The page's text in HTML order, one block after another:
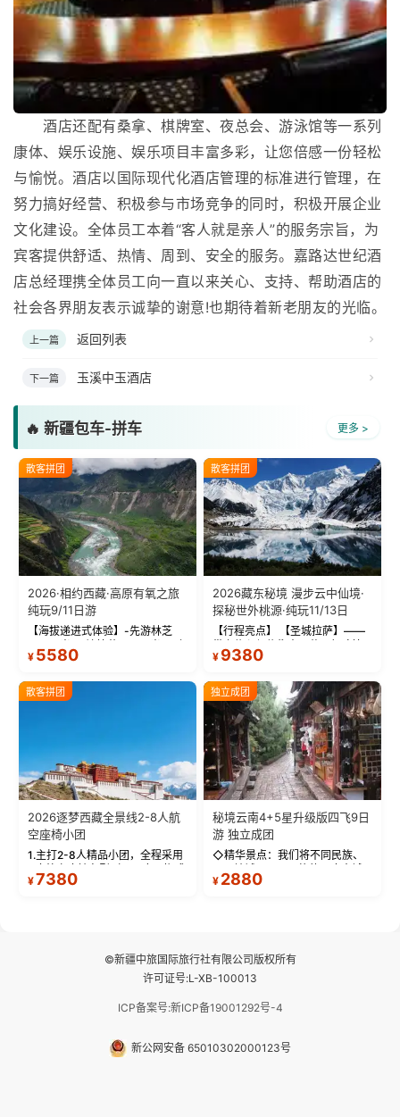
酒店还配有桑拿、棋牌室、夜总会、游泳馆等一系列
康体、娱乐设施、娱乐项目丰富多彩，让您倍感一份轻松
与愉悦。酒店以国际现代化酒店管理的标准进行管理，在
努力搞好经营、积极参与市场竞争的同时，积极开展企业
文化建设。全体员工本着“客人就是亲人”的服务宗旨，为
宾客提供舒适、热情、周到、安全的服务。嘉路达世纪酒
店总经理携全体员工向一直以来关心、支持、帮助酒店的
社会各界朋友表示诚挚的谢意!也期待着新老朋友的光临。
上一篇 返回列表
下一篇 玉溪中玉酒店
🔥 新疆包车-拼车 更多 >
散客拼团
2026·相约西藏·高原有氧之旅
纯玩9/11日游
【海拔递进式体验】-先游林芝
(2900米)再访拉萨(3650米)，亲
测 99%游客零高反 。 【贴心保
反根本不是事儿 ！ 【无人机航
拍】-雪山/圣湖/...
¥ 5580
散客拼团
2026藏东秘境 漫步云中仙境·
探秘世外桃源·纯玩11/13日
【行程亮点】 【圣城拉萨】——
带上信心与信仰去西藏，行吟拉
萨，感受这座城与生俱来的与众
城堡寺院于一体的宏伟建筑，是
西藏最完整的古代...
¥ 9380
散客拼团
2026逐梦西藏全景线2-8人航
空座椅小团
1.主打2-8人精品小团，全程采用
9座航空座椅车型（360度环抱式
座舱），提供VIP级别的舒适出行
¥7380
独立成团
秘境云南4+5星升级版四飞9日
游 独立成团
◇精华景点：我们将不同民族、
不同地域、不同风格的三座古城
—【大理古城、丽江古城、香格
¥ 2880
©新疆中旅国际旅行社有限公司版权所有
许可证号:L-XB-100013
ICP备案号:新ICP备19001292号-4
新公网安备 65010302000123号